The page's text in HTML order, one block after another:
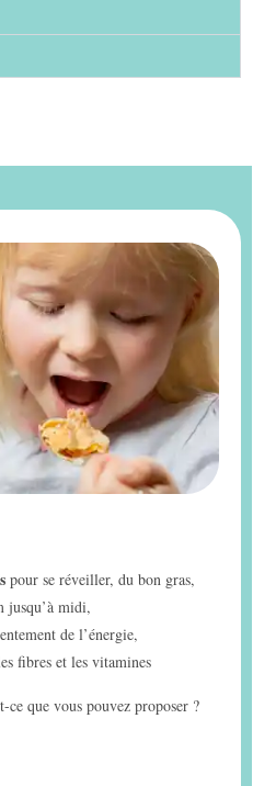
pour se réveiller, du bon gras,
jusqu’à midi,
de l’énergie,
fibres et les vitamines
ce que vous pouvez proposer ?